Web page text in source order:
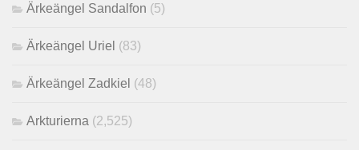
Ärkeängel Sandalfon (5)
Ärkeängel Uriel (83)
Ärkeängel Zadkiel (48)
Arkturierna (2,525)